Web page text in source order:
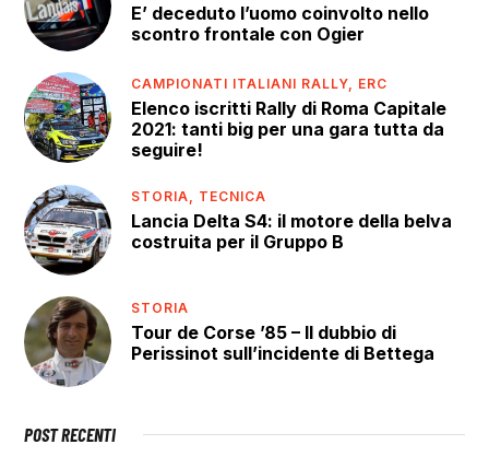
E’ deceduto l’uomo coinvolto nello
scontro frontale con Ogier
CAMPIONATI ITALIANI RALLY, ERC
Elenco iscritti Rally di Roma Capitale
2021: tanti big per una gara tutta da
seguire!
STORIA, TECNICA
Lancia Delta S4: il motore della belva
costruita per il Gruppo B
STORIA
Tour de Corse ’85 – Il dubbio di
Perissinot sull’incidente di Bettega
POST RECENTI